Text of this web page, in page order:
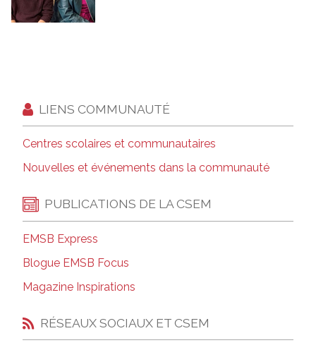
LIENS COMMUNAUTÉ
Centres scolaires et communautaires
Nouvelles et événements dans la communauté
PUBLICATIONS DE LA CSEM
EMSB Express
Blogue EMSB Focus
Magazine Inspirations
RÉSEAUX SOCIAUX ET CSEM